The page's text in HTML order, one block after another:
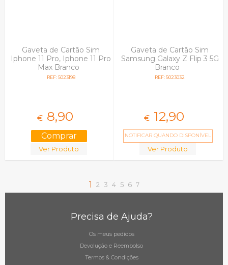
Gaveta de Cartão Sim
Iphone 11 Pro, Iphone 11 Pro
Max Branco
REF: 5023198
€ 8,90
Ver Produto
Gaveta de Cartão Sim
Samsung Galaxy Z Flip 3 5G
Branco
REF: 5023032
€ 12,90
NOTIFICAR QUANDO DISPONÍVEL
Ver Produto
1 2 3 4 5 6 7
Precisa de Ajuda?
Os meus pedidos
Devolução e Reembolso
Termos & Condições